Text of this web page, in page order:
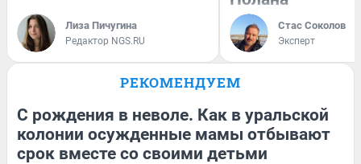
Лиза Пичугина
Редактор NGS.RU
Стас Соколов
Эксперт
РЕКОМЕНДУЕМ
С рождения в неволе. Как в уральской
колонии осужденные мамы отбывают
срок вместе со своими детьми